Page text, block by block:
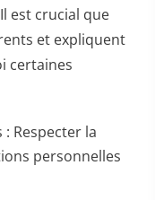
est crucial que
et expliquent
certaines
Respecter la
personnelles